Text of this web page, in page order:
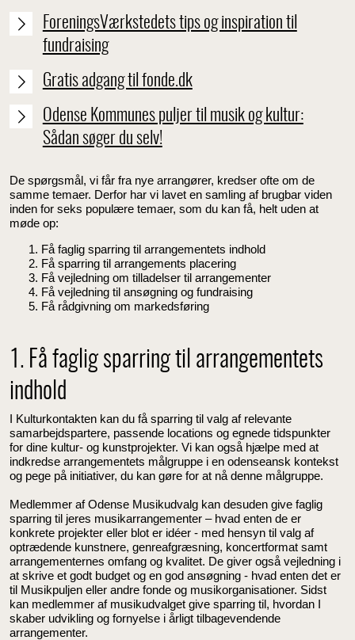
ForeningsVærkstedets tips og inspiration til
fundraising
Gratis adgang til fonde.dk
Odense Kommunes puljer til musik og kultur:
Sådan søger du selv!
De spørgsmål, vi får fra nye arrangører, kredser ofte om de
samme temaer. Derfor har vi lavet en samling af brugbar viden
inden for seks populære temaer, som du kan få, helt uden at
møde op:
Få faglig sparring til arrangementets indhold
Få sparring til arrangements placering
Få vejledning om tilladelser til arrangementer
Få vejledning til ansøgning og fundraising
Få rådgivning om markedsføring
1. Få faglig sparring til arrangementets
indhold
I Kulturkontakten kan du få sparring til valg af relevante
samarbejdspartere, passende locations og egnede tidspunkter
for dine kultur- og kunstprojekter. Vi kan også hjælpe med at
indkredse arrangementets målgruppe i en odenseansk kontekst
og pege på initiativer, du kan gøre for at nå denne målgruppe.
Medlemmer af Odense Musikudvalg kan desuden give faglig
sparring til jeres musikarrangementer – hvad enten de er
konkrete projekter eller blot er idéer - med hensyn til valg af
optrædende kunstnere, genreafgræsning, koncertformat samt
arrangementernes omfang og kvalitet. De giver også vejledning i
at skrive et godt budget og en god ansøgning - hvad enten det er
til Musikpuljen eller andre fonde og musikorganisationer. Sidst
kan medlemmer af musikudvalget give sparring til, hvordan I
skaber udvikling og fornyelse i årligt tilbagevendende
arrangementer.